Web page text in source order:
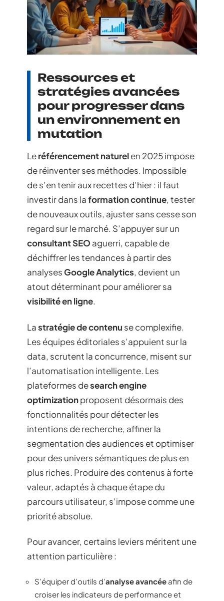
Ressources et
stratégies avancées
pour progresser dans
un environnement en
mutation
Leréférencement naturelen 2025 impose
de réinventer ses méthodes. Impossible
de s’en tenir aux recettes d’hier : il faut
investir dans laformation continue, tester
de nouveaux outils, ajuster sans cesse son
regard sur le marché. S’appuyer sur un
consultant SEO aguerri, capable de
déchiffrer les tendances à partir des
analysesGoogle Analytics, devient un
atout déterminant pour améliorer sa
visibilité en ligne.
Lastratégie de contenu se complexifie.
Les équipes éditoriales s’appuient sur la
data, scrutent la concurrence, misent sur
l’automatisation intelligente. Les
plateformes desearch engine
optimizationproposent désormais des
fonctionnalités pour détecter les
intentions de recherche, affiner la
segmentation des audiences et optimiser
pour des univers sémantiques de plus en
plus riches. Produire des contenus à forte
valeur, adaptés à chaque étape du
parcours utilisateur, s’impose comme une
priorité absolue.
Pour avancer, certains leviers méritent une
attention particulière :
S’équiper d’outils d’analyse avancée afin de
croiser les indicateurs de performance et